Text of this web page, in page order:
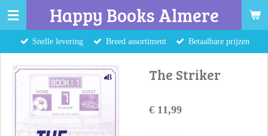
Ga
naar
hoofdinhoud
Happy Books Almere
Snelle levering Breed assortiment Betaalbare prijzen
The Striker
€ 11,99